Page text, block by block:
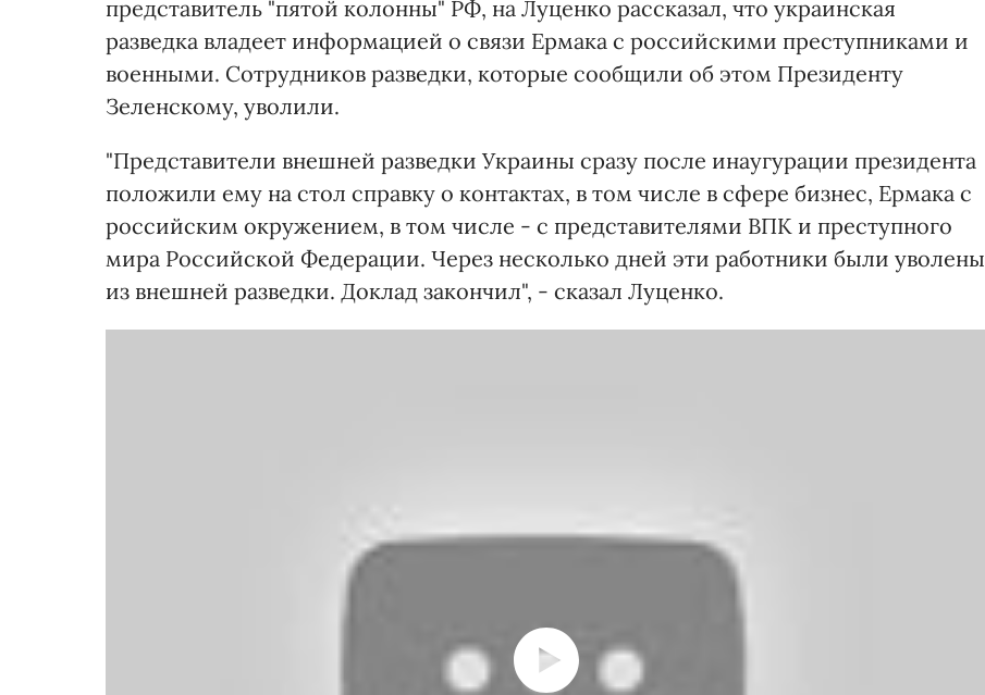
представитель "пятой колонны" РФ, на Луценко рассказал, что украинская
разведка владеет информацией о связи Ермака с российскими преступниками и
военными. Сотрудников разведки, которые сообщили об этом Президенту
Зеленскому, уволили.
"Представители внешней разведки Украины сразу после инаугурации президента
положили ему на стол справку о контактах, в том числе в сфере бизнес, Ермака с
российским окружением, в том числе - с представителями ВПК и преступного
мира Российской Федерации. Через несколько дней эти работники были уволены
из внешней разведки. Доклад закончил", - сказал Луценко.